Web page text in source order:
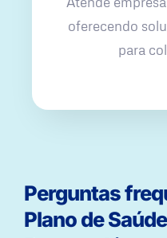
oferecendo
para
Perguntas
Plano de